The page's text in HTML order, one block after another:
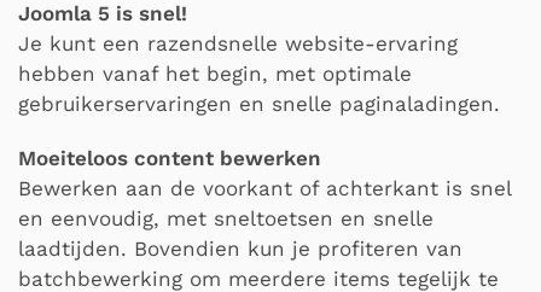
Joomla 5 is snel!
Je kunt een razendsnelle website-ervaring
hebben vanaf het begin, met optimale
gebruikerservaringen en snelle paginaladingen.
Moeiteloos content bewerken
Bewerken aan de voorkant of achterkant is snel
en eenvoudig, met sneltoetsen en snelle
laadtijden. Bovendien kun je profiteren van
batchbewerking om meerdere items tegelijk te